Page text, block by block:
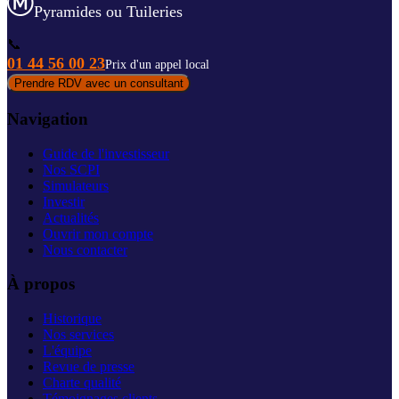
Pyramides ou Tuileries
📞
01 44 56 00 23Prix d'un appel local
Prendre RDV avec un consultant
Navigation
Guide de l'investisseur
Nos SCPI
Simulateurs
Investir
Actualités
Ouvrir mon compte
Nous contacter
À propos
Historique
Nos services
L'équipe
Revue de presse
Charte qualité